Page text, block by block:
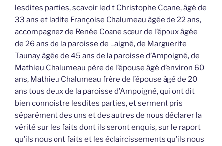
lesdites parties, scavoir ledit Christophe Coane, âgé de
33 ans et ladite Françoise Chalumeau âgée de 22 ans,
accompagnez de Renée Coane sœur de l’époux âgée
de 26 ans de la paroisse de Laigné, de Marguerite
Taunay âgée de 45 ans de la paroisse d’Ampoigné, de
Mathieu Chalumeau père de l’épouse âgé d’environ 60
ans, Mathieu Chalumeau frère de l’épouse âgé de 20
ans tous deux de la paroisse d’Ampoigné, qui ont dit
bien connoistre lesdites parties, et serment pris
séparément des uns et des autres de nous déclarer la
vérité sur les faits dont ils seront enquis, sur le raport
qu’ils nous ont faits et les éclaircissements qu’ils nous